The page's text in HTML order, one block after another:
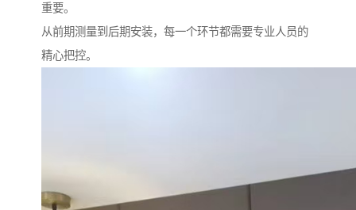
重要。
从前期测量到后期安装，每一个环节都需要专业人员的
精心把控。